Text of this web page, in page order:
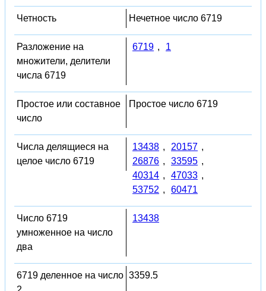
Четность Нечетное число 6719
Разложение на
множители, делители
числа 6719
6719 , 1
Простое или составное
число
Простое число 6719
Числа делящиеся на
целое число 6719
13438 , 20157 ,
26876 , 33595 ,
40314 , 47033 ,
53752 , 60471
Число 6719
умноженное на число
два
13438
6719 деленное на число 3359.5